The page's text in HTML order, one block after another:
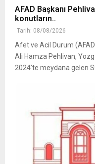
AFAD Başkanı
konutların..
Tarih: 08/08/2026
Afet ve Acil Durum
Ali Hamza Pehlivan,
2024’te meydana gelen